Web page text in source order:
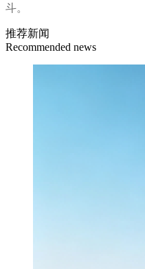
斗。
推荐新闻
Recommended news